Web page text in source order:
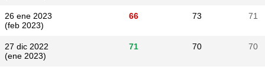
26 ene 2023
(feb 2023)
66 73 71
27 dic 2022
(ene 2023)
71 70 70